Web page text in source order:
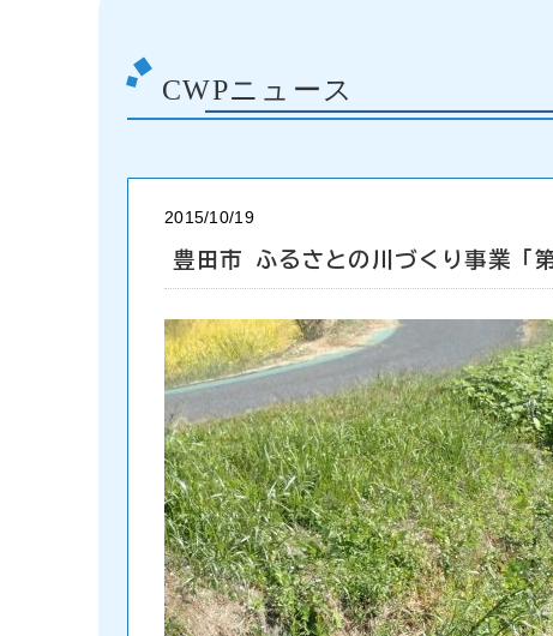
CWPニュース
2015/10/19
豊田市 ふるさとの川づくり事業「